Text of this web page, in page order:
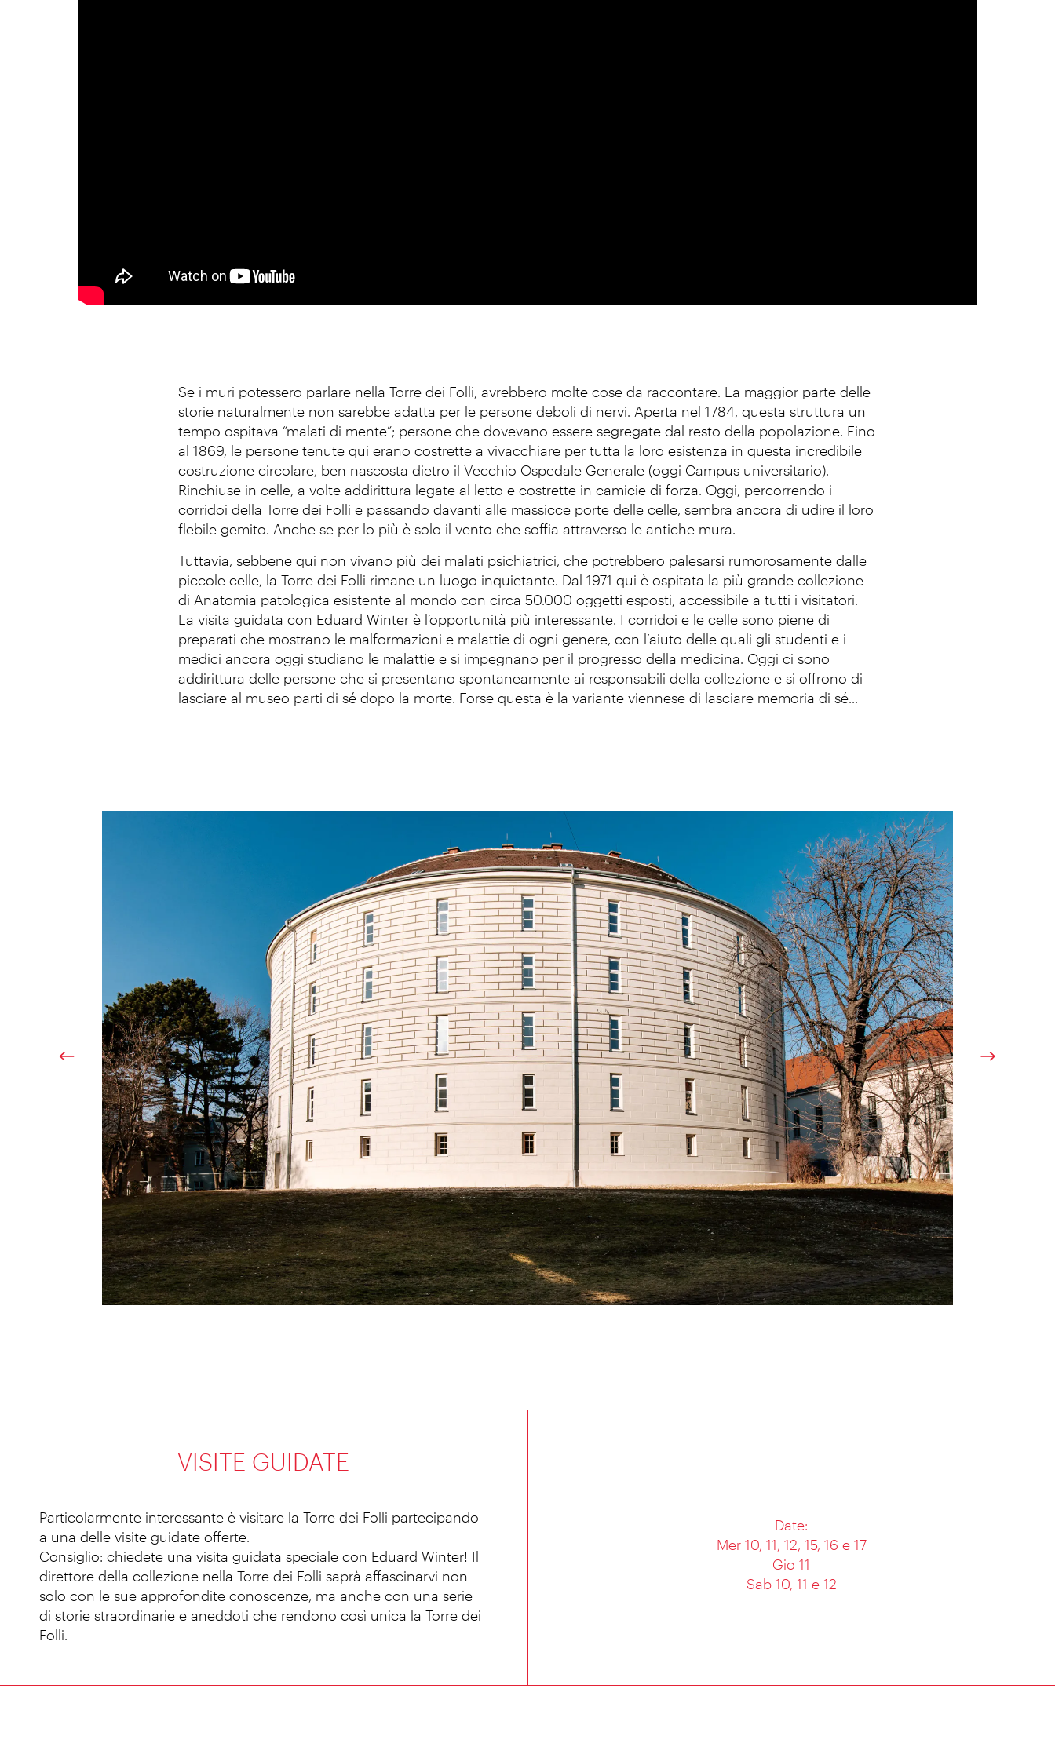
Se i muri potessero parlare nella Torre dei Folli, avrebbero molte cose da raccontare. La maggior parte delle
storie naturalmente non sarebbe adatta per le persone deboli di nervi. Aperta nel 1784, questa struttura un
tempo ospitava “malati di mente”; persone che dovevano essere segregate dal resto della popolazione. Fino
al 1869, le persone tenute qui erano costrette a vivacchiare per tutta la loro esistenza in questa incredibile
costruzione circolare, ben nascosta dietro il Vecchio Ospedale Generale (oggi Campus universitario).
Rinchiuse in celle, a volte addirittura legate al letto e costrette in camicie di forza. Oggi, percorrendo i
corridoi della Torre dei Folli e passando davanti alle massicce porte delle celle, sembra ancora di udire il loro
flebile gemito. Anche se per lo più è solo il vento che soffia attraverso le antiche mura.
Tuttavia, sebbene qui non vivano più dei malati psichiatrici, che potrebbero palesarsi rumorosamente dalle
piccole celle, la Torre dei Folli rimane un luogo inquietante. Dal 1971 qui è ospitata la più grande collezione
di Anatomia patologica esistente al mondo con circa 50.000 oggetti esposti, accessibile a tutti i visitatori.
La visita guidata con Eduard Winter è l’opportunità più interessante. I corridoi e le celle sono piene di
preparati che mostrano le malformazioni e malattie di ogni genere, con l’aiuto delle quali gli studenti e i
medici ancora oggi studiano le malattie e si impegnano per il progresso della medicina. Oggi ci sono
addirittura delle persone che si presentano spontaneamente ai responsabili della collezione e si offrono di
lasciare al museo parti di sé dopo la morte. Forse questa è la variante viennese di lasciare memoria di sé...
WienTourismus/Paul Bauer
VISITE GUIDATE
Particolarmente interessante è visitare la Torre dei Folli partecipando
a una delle visite guidate offerte.
Consiglio: chiedete una visita guidata speciale con Eduard Winter! Il
direttore della collezione nella Torre dei Folli saprà affascinarvi non
solo con le sue approfondite conoscenze, ma anche con una serie
di storie straordinarie e aneddoti che rendono così unica la Torre dei
Folli.
Date:
Mer 10, 11, 12, 15, 16 e 17
Gio 11
Sab 10, 11 e 12